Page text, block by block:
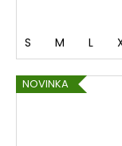
S M L
NOVINKA